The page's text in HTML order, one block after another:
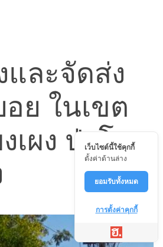
ละจัดส่ง
ย ในเขต
ผง ป่าโมก
เว็บไซต์นี้ใช้คุกกี้
ตั้งค่าด้านล่าง
ยอมรับทั้งหมด
การตั้งค่าคุกกี้